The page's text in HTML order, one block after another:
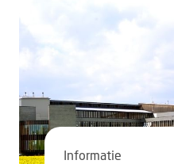
Informatie